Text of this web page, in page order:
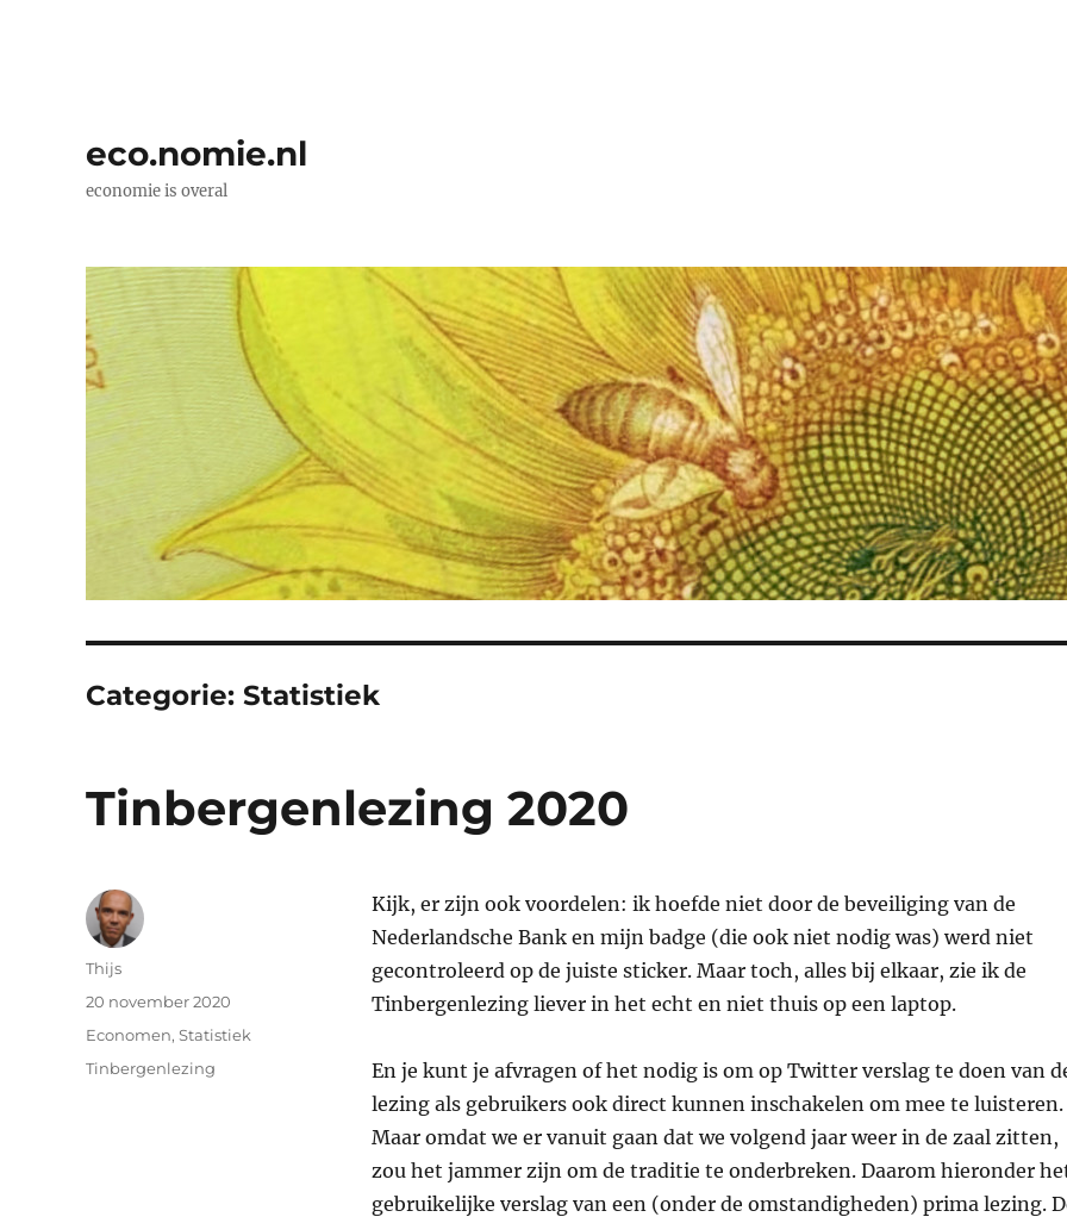
eco.nomie.nl
economie is overal
Categorie: Statistiek
Tinbergenlezing 2020
Kijk, er zijn ook voordelen: ik hoefde niet door de beveiliging van de
Nederlandsche Bank en mijn badge (die ook niet nodig was) werd niet
gecontroleerd op de juiste sticker. Maar toch, alles bij elkaar, zie ik de
Tinbergenlezing liever in het echt en niet thuis op een laptop.
En je kunt je afvragen of het nodig is om op Twitter verslag te doen van
lezing als gebruikers ook direct kunnen inschakelen om mee te luisteren.
Maar omdat we er vanuit gaan dat we volgend jaar weer in de zaal zitten,
zou het jammer zijn om de traditie te onderbreken. Daarom hieronder
gebruikelijke verslag van een (onder de omstandigheden) prima lezing.
Auteur
Thijs
Geplaatst
20 november 2020
Categorieën
Economen, Statistiek
Tags
Tinbergenlezing